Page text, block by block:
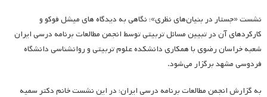
نشست «جستار در بنیان‌های نظری»؛ نگاهی به دیدگاه های میشل فوکو و
کارکردهای آن در تبیین مسائل تربیتی توسط انجمن مطالعات برنامه درسی ایران
شعبه خراسان رضوی با همکاری دانشکده علوم تربیتی و روانشناسی دانشگاه
فردوسی مشهد برگزار می‌شود.
به گزارش انجمن مطالعات برنامه درسی ایران؛ در این نشست خانم دکتر سمیه